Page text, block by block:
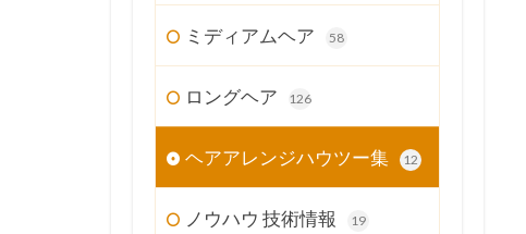
ミディアムヘア 58
ロングヘア 126
ヘアアレンジハウツー集 12
ノウハウ 技術情報 19